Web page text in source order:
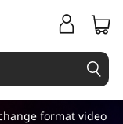
format video